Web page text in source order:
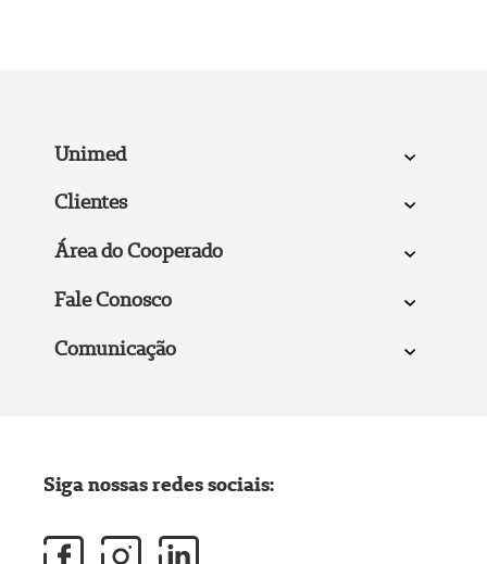
Unimed
Clientes
Área do Cooperado
Fale Conosco
Comunicação
Siga nossas redes sociais: